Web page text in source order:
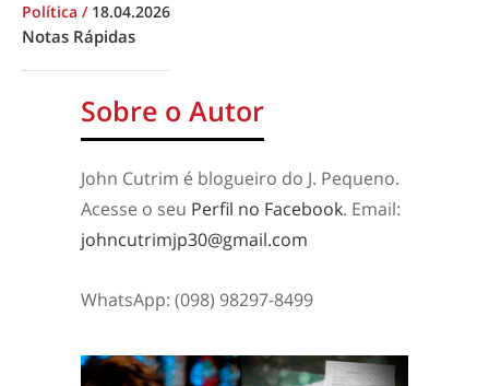
Política / 18.04.2026
Notas Rápidas
Sobre o Autor
John Cutrim é blogueiro do J. Pequeno.
Acesse o seu Perfil no Facebook. Email:
johncutrimjp30@gmail.com
WhatsApp: (098) 98297-8499